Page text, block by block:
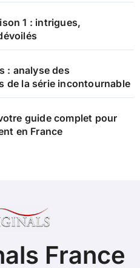
1 : intrigues,
: analyse des
de la série incontournable
guide complet pour
en France
France